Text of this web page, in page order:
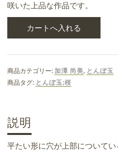
咲いた上品な作品です。
商品カテゴリー: 加澤 尚美, とんぼ玉
商品タグ: とんぼ玉;桜
説明
平たい形に穴が上部について